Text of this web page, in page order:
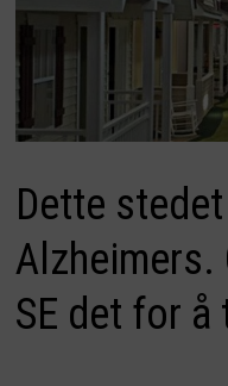
Dette
Alzheimers.
SE det for å